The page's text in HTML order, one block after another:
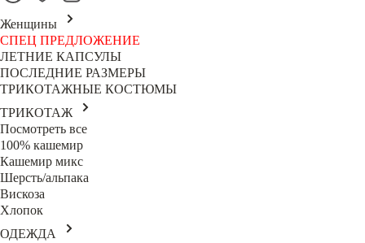
Женщины
СПЕЦ ПРЕДЛОЖЕНИЕ
ЛЕТНИЕ КАПСУЛЫ
ПОСЛЕДНИЕ РАЗМЕРЫ
ТРИКОТАЖНЫЕ КОСТЮМЫ
ТРИКОТАЖ
Посмотреть все
100% кашемир
Кашемир микс
Шерсть/альпака
Вискоза
Хлопок
ОДЕЖДА